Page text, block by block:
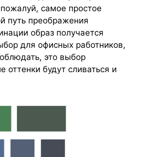
самое простое
путь преображения
образ получается
для офисных работников,
это выбор
оттенки будут сливаться и